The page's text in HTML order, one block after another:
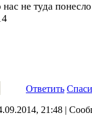
нас не туда
Ответить
21:48 |